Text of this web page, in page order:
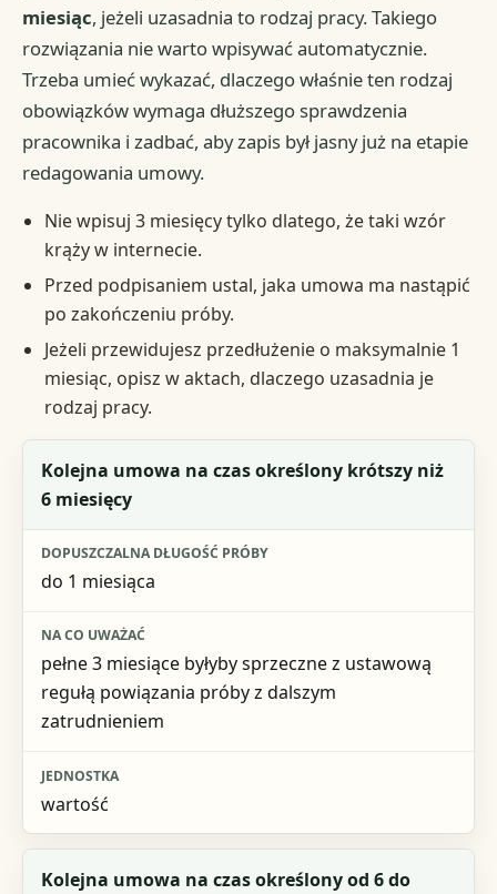
miesiąc, jeżeli uzasadnia to rodzaj pracy. Takiego
rozwiązania nie warto wpisywać automatycznie.
Trzeba umieć wykazać, dlaczego właśnie ten rodzaj
obowiązków wymaga dłuższego sprawdzenia
pracownika i zadbać, aby zapis był jasny już na etapie
redagowania umowy.
Nie wpisuj 3 miesięcy tylko dlatego, że taki wzór
krąży w internecie.
Przed podpisaniem ustal, jaka umowa ma nastąpić
po zakończeniu próby.
Jeżeli przewidujesz przedłużenie o maksymalnie 1
miesiąc, opisz w aktach, dlaczego uzasadnia je
rodzaj pracy.
Plan po okresie próbnym
Na co uważać
Kolejna umowa na czas określony krótszy niż
6 miesięcy
do 1 miesiąca
pełne 3 miesiące byłyby sprzeczne z ustawową
regułą powiązania próby z dalszym
zatrudnieniem
wartość
Kolejna umowa na czas określony od 6 do